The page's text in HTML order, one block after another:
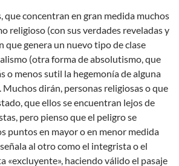
que concentran en gran medida muchos
religioso (con sus verdades reveladas y
que genera un nuevo tipo de clase
(otra forma de absolutismo, que
o menos sutil la hegemonía de alguna
Muchos dirán, personas religiosas o que
que ellos se encuentran lejos de
pero pienso que el peligro se
puntos en mayor o en menor medida
al otro como el integrista o el
«excluyente», haciendo válido el pasaje